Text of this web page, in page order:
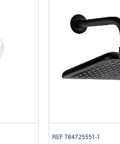
REF 784725551-1